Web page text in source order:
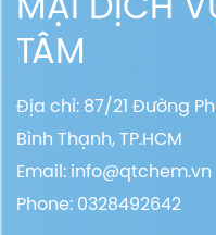
TÂM
Địa chỉ: 87/21 Đường
Bình Thạnh, TP.HCM
Email: info@qtchem.vn
Phone: 0328492642